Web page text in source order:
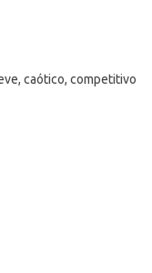
caótico, competitivo